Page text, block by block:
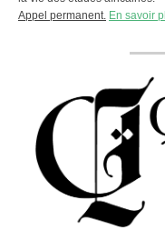
Appel permanent. En savoir